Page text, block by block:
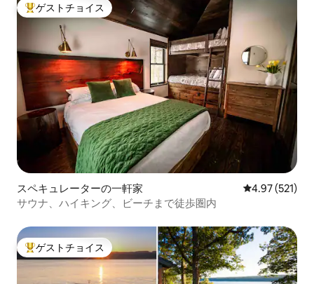
大好評のゲストチョイスです。
ゲストチョイス
スペキュレーターの一軒家 レビュー521
4.97 (521)
サウナ、ハイキング、ビーチまで徒歩圏内
大好評のゲストチョイスです。
ゲストチョイス